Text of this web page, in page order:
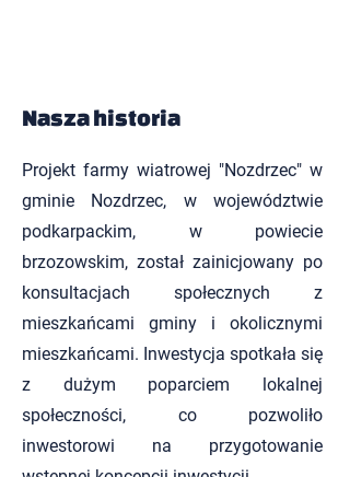
Nasza historia
Projekt farmy wiatrowej "Nozdrzec" w
gminie Nozdrzec, w województwie
podkarpackim, w powiecie
brzozowskim, został zainicjowany po
konsultacjach społecznych z
mieszkańcami gminy i okolicznymi
mieszkańcami. Inwestycja spotkała się
z dużym poparciem lokalnej
społeczności, co pozwoliło
inwestorowi na przygotowanie